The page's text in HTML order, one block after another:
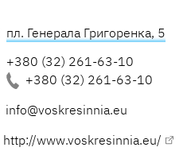
пл. Генерала Григоренка, 5
+380 (32) 261-63-10
+380 (32) 261-63-10
info@voskresinnia.eu
http://www.voskresinnia.eu/